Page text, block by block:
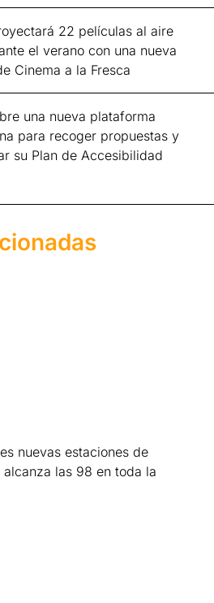
22 películas al aire
el verano con una nueva
Cinema a la Fresca
una nueva plataforma
para recoger propuestas y
su Plan de Accesibilidad
nuevas estaciones de
las 98 en toda la